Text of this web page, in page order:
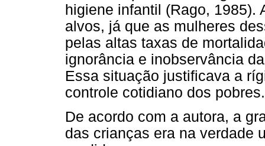
higiene infantil (Rago, 1985).
alvos, já que as mulheres
pelas altas taxas de
ignorância e inobservância
Essa situação justificava a
controle cotidiano dos pobres.
De acordo com a autora, a
das crianças era na verdade